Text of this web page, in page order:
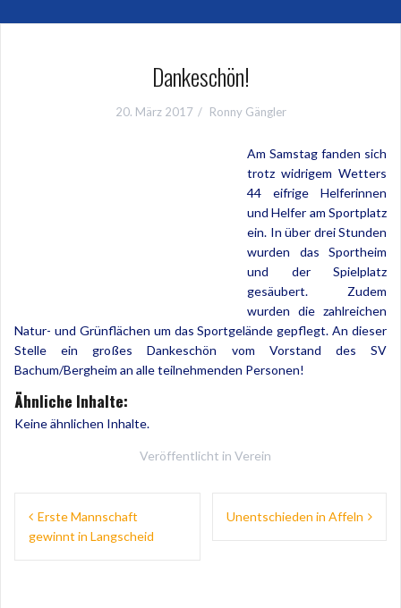
Dankeschön!
20. März 2017 Ronny Gängler
Am Samstag fanden sich
trotz widrigem Wetters
44 eifrige Helferinnen
und Helfer am Sportplatz
ein. In über drei Stunden
wurden das Sportheim
und der Spielplatz
gesäubert. Zudem
wurden die zahlreichen
Natur- und Grünflächen um das Sportgelände gepflegt. An dieser
Stelle ein großes Dankeschön vom Vorstand des SV
Bachum/Bergheim an alle teilnehmenden Personen!
Ähnliche Inhalte:
Keine ähnlichen Inhalte.
Veröffentlicht in Verein
Beitragsnavigation
Erste Mannschaft
gewinnt in Langscheid
Unentschieden in Affeln